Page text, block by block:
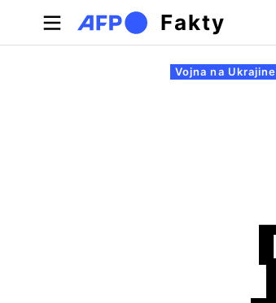
Skočiť na hlavný obsah
Fakty
Primárne karty
Vojna na Ukrajine